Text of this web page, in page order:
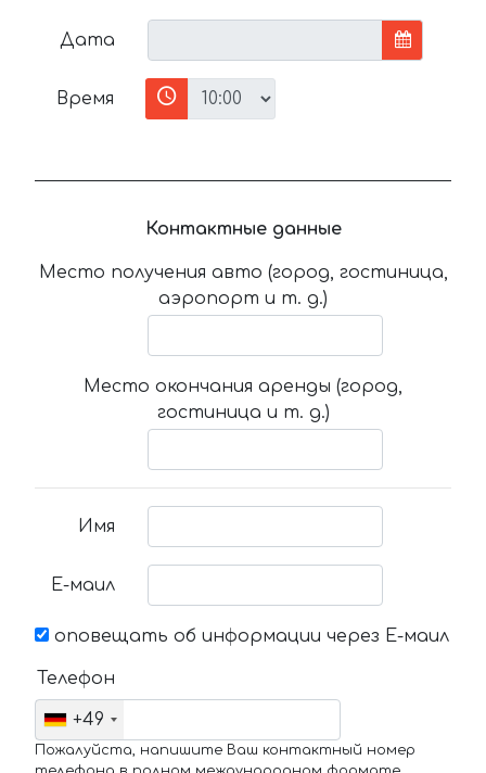
Дата
Время
Контактные данные
Место получения авто (город, гостиница,
аэропорт и т. д.)
Место окончания аренды (город,
гостиница и т. д.)
Имя
Е-маил
оповещать об информации через Е-маил
Телефон
+49
Пожалуйста, напишите Ваш контактный номер